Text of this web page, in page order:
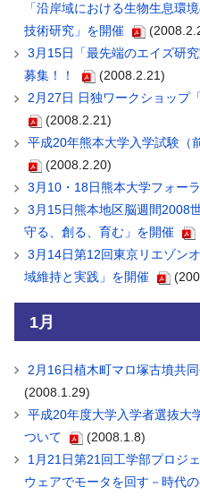
「沿岸域における生物生息環
技術研究」を開催
3月15日「最先端のエイズ研
募集！！
(2008.2.21)
2月27日 日独ワークショップ
(2008.2.21)
平成20年熊本大学入学試験（
(2008.2.20)
3月10・18日熊本大学フォー
3月15日熊本地区脳週間2008
守る、創る、育む」を開催
3月14日第12回東京リエゾン
域維持と実践」を開催
1月
2月16日植木町マロ塚古墳共
(2008.1.29)
平成20年度大学入学者選抜大
ついて
(2008.1.8)
1月21日第21回工学部プロジ
ウェアでモータを回す－時代